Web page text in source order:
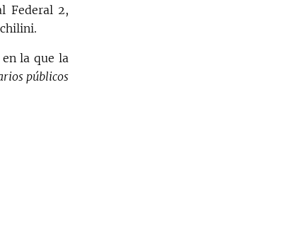
Federal 2,
la que la
públicos